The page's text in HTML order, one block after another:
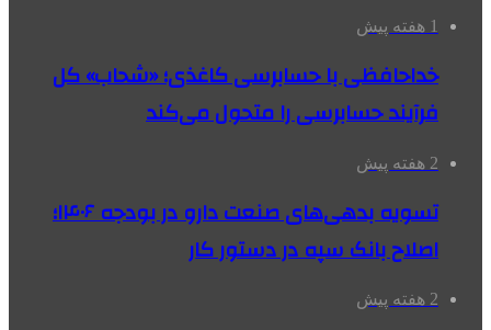
1 هفته پیش
خداحافظی با حسابرسی کاغذی؛ «شحاب» کل
فرآیند حسابرسی را متحول می‌کند
2 هفته پیش
تسویه بدهی‌های صنعت دارو در بودجه ۱۴۰۶؛
اصلاح بانک سپه در دستور کار
2 هفته پیش